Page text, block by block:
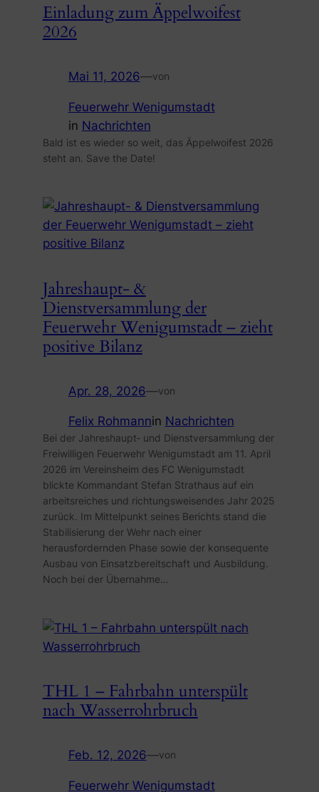
Einladung zum Äppelwoifest
2026
Mai 11, 2026—von
Feuerwehr Wenigumstadt
in Nachrichten
Bald ist es wieder so weit, das Äppelwoifest 2026
steht an. Save the Date!
Jahreshaupt- &
Dienstversammlung der
Feuerwehr Wenigumstadt – zieht
positive Bilanz
Apr. 28, 2026—von
Felix Rohmannin Nachrichten
Bei der Jahreshaupt‑ und Dienstversammlung der
Freiwilligen Feuerwehr Wenigumstadt am 11. April
2026 im Vereinsheim des FC Wenigumstadt
blickte Kommandant Stefan Strathaus auf ein
arbeitsreiches und richtungsweisendes Jahr 2025
zurück. Im Mittelpunkt seines Berichts stand die
Stabilisierung der Wehr nach einer
herausfordernden Phase sowie der konsequente
Ausbau von Einsatzbereitschaft und Ausbildung.
Noch bei der Übernahme…
THL 1 – Fahrbahn unterspült
nach Wasserrohrbruch
Feb. 12, 2026—von
Feuerwehr Wenigumstadt